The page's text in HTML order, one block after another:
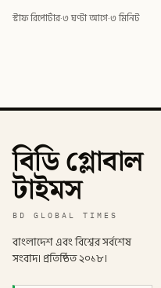
স্টাফ রিপোর্টার·৩ ঘণ্টা আগে·৩ মিনিট
বিডি গ্লোবাল
টাইমস
BD GLOBAL TIMES
বাংলাদেশ এবং বিশ্বের সর্বশেষ
সংবাদ। প্রতিষ্ঠিত ২০১৮।